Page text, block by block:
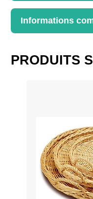
Dimensions disponibles
32 x 27 x 85 cm
Informations
Dimensions
PRODUITS